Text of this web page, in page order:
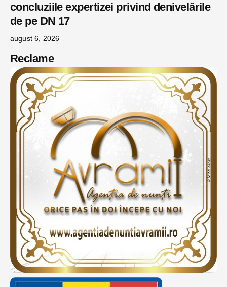
concluziile expertizei privind denivelările
de pe DN 17
august 6, 2026
Reclame